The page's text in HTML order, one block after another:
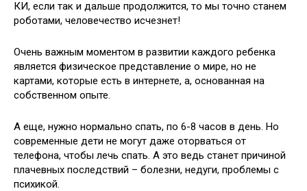
КИ, если так и дальше продолжится, то мы точно станем
роботами, человечество исчезнет!
Очень важным моментом в развитии каждого ребенка
является физическое представление о мире, но не
картами, которые есть в интернете, а, основанная на
собственном опыте.
А еще, нужно нормально спать, по 6-8 часов в день. Но
современные дети не могут даже оторваться от
телефона, чтобы лечь спать. А это ведь станет причиной
плачевных последствий – болезни, недуги, проблемы с
психикой.